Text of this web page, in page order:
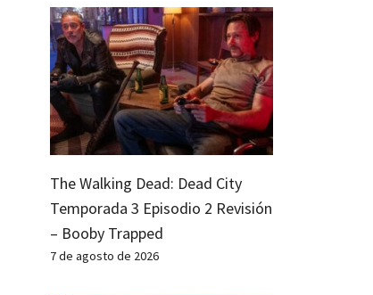
The Walking Dead: Dead City
Temporada 3 Episodio 2 Revisión
– Booby Trapped
7 de agosto de 2026